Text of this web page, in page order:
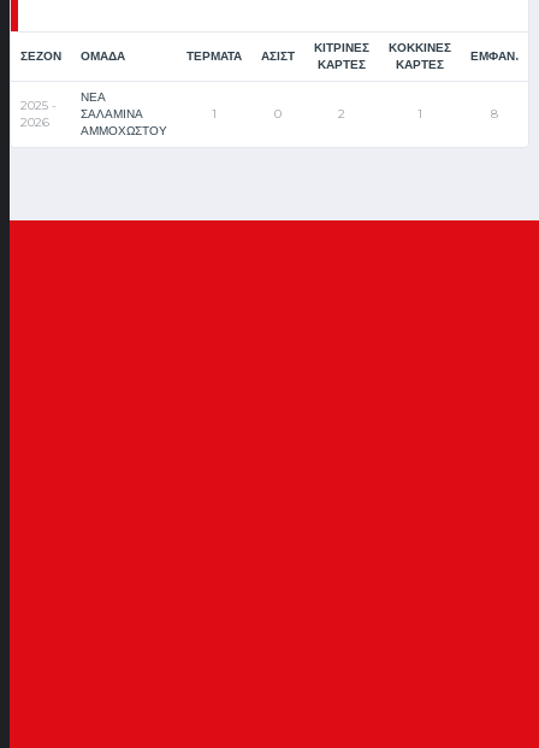
ΣΕΖΌΝ ΟΜΆΔΑ ΤΈΡΜΑΤΑ ΑΣΊΣΤ
ΚΊΤΡΙΝΕΣ
ΚΆΡΤΕΣ
ΚΌΚΚΙΝΕΣ
ΚΆΡΤΕΣ
ΕΜΦΑΝ.
2025 -
2026
ΝΕΑ
ΣΑΛΑΜΙΝΑ
ΑΜΜΟΧΩΣΤΟΥ
1 0 2 1 8